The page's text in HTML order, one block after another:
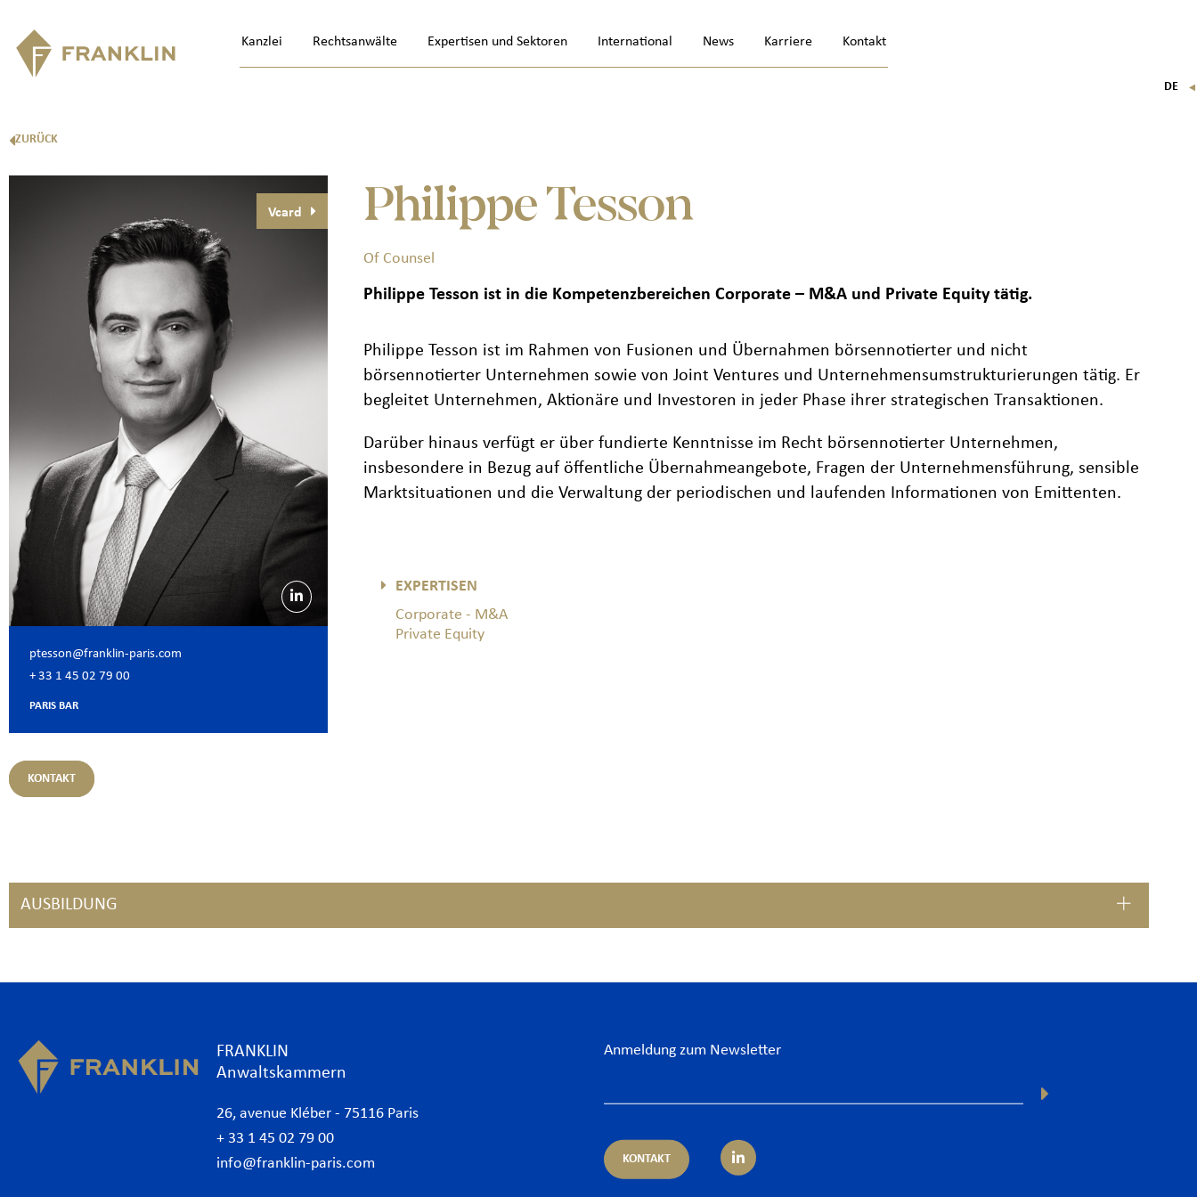
Kanzlei Rechtsanwälte Expertisen und Sektoren International News Karriere Kontakt
DE ▼
ZURÜCK
Vcard
ptesson@franklin-paris.com
+ 33 1 45 02 79 00
PARIS BAR
KONTAKT
Philippe Tesson
Of Counsel
Philippe Tesson ist in die Kompetenzbereichen Corporate – M&A und Private Equity tätig.
Philippe Tesson ist im Rahmen von Fusionen und Übernahmen börsennotierter und nicht
börsennotierter Unternehmen sowie von Joint Ventures und Unternehmensumstrukturierungen tätig. Er
begleitet Unternehmen, Aktionäre und Investoren in jeder Phase ihrer strategischen Transaktionen.
Darüber hinaus verfügt er über fundierte Kenntnisse im Recht börsennotierter Unternehmen,
insbesondere in Bezug auf öffentliche Übernahmeangebote, Fragen der Unternehmensführung, sensible
Marktsituationen und die Verwaltung der periodischen und laufenden Informationen von Emittenten.
EXPERTISEN
Corporate - M&A
Private Equity
AUSBILDUNG
FRANKLIN
Anwaltskammern
26, avenue Kléber - 75116 Paris
+ 33 1 45 02 79 00
info@franklin-paris.com
Anmeldung zum Newsletter
KONTAKT